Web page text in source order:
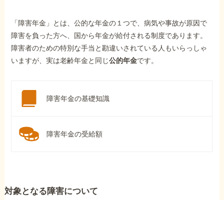
「障害年金」とは、公的な年金の１つで、病気や事故が原因で
障害を負った方へ、国から年金が給付される制度であります。
障害者のための特別な手当と勘違いされている人もいらっしゃ
いますが、実は老齢年金と同じ公的年金です。
障害年金の基礎知識
障害年金の受給額
対象となる障害について